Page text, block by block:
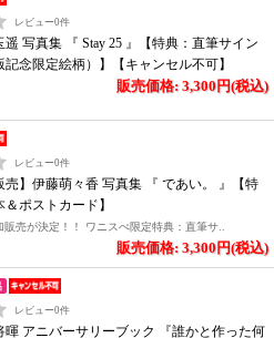
レビュー0件
遥 写真集 『 Stay 25 』【特典：直筆サイン
念限定絵柄）】【キャンセル不可】
販売価格: 3,300円(税込)
レビュー0件
売】伊藤萌々香 写真集 『 であい。 』【特
ポストカード】
売が決定！！ ワニスぺ限定特典：直筆サ..
販売価格: 3,300円(税込)
レビュー0件
暉 アニバーサリーブック 『誰かと作った何